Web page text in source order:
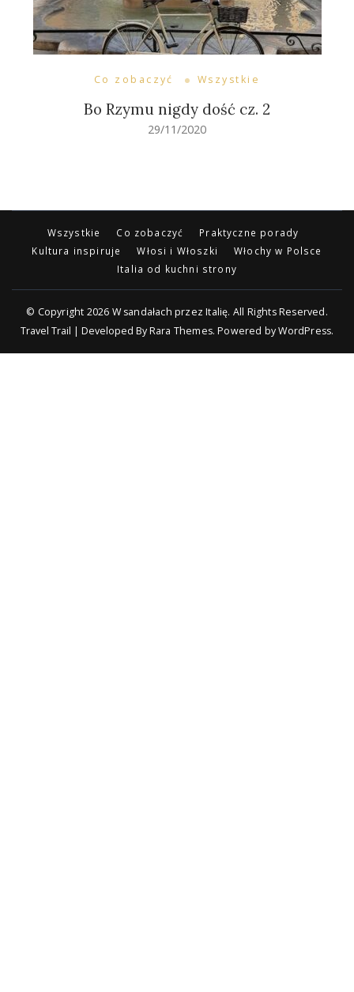
Co zobaczyć Wszystkie
Bo Rzymu nigdy dość cz. 2
29/11/2020
Wszystkie Co zobaczyć
Praktyczne porady
Kultura inspiruje
Włosi i Włoszki
Włochy w Polsce
Italia od kuchni strony
© Copyright 2026 W sandałach przez Italię. All Rights Reserved.
Travel Trail | Developed ByRara Themes. Powered byWordPress.